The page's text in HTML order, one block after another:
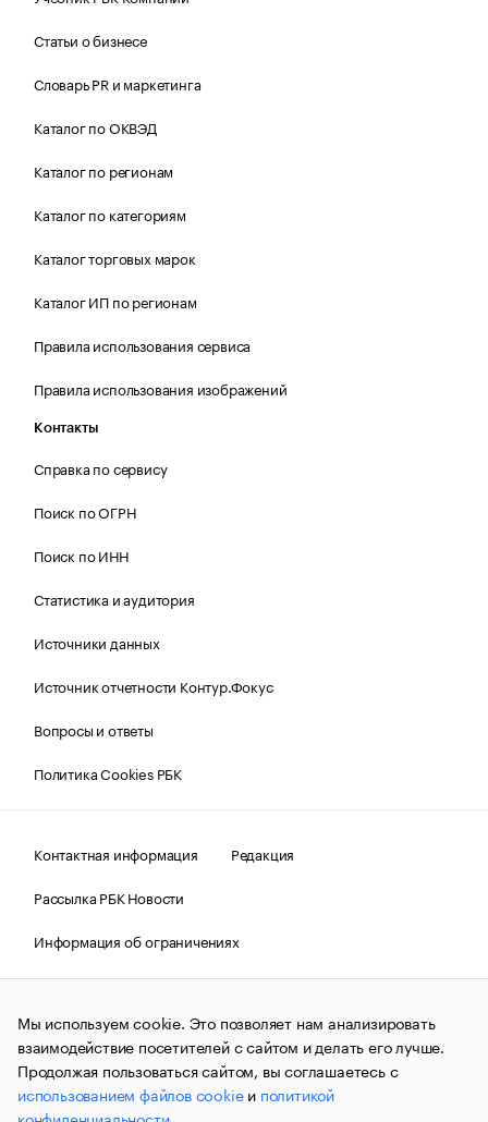
Статьи о бизнесе
Словарь PR и маркетинга
Каталог по ОКВЭД
Каталог по регионам
Каталог по категориям
Каталог торговых марок
Каталог ИП по регионам
Правила использования сервиса
Правила использования изображений
Контакты
Справка по сервису
Поиск по ОГРН
Поиск по ИНН
Статистика и аудитория
Источники данных
Источник отчетности Контур.Фокус
Вопросы и ответы
Политика Cookies РБК
Контактная информация
Редакция
Рассылка РБК Новости
Информация об ограничениях
Правовая информация
О соблюдении авторских прав
© АО «РОСБИЗНЕСКОНСАЛТИНГ»,1995–2026.Сообщения
и материалы информационного агентства «РБК»
(зарегистрировано Федеральной службой по надзору в сфере
связи, информационных технологий и массовых
коммуникаций (Роскомнадзор) 09.12.2015 за номером ИА
№ФС77-63848) сопровождаются пометкой «РБК». Отдельные
Мы используем cookie. Это позволяет нам анализировать
взаимодействие посетителей с сайтом и делать его лучше.
Продолжая пользоваться сайтом, вы соглашаетесь с
использованием файлов cookieи политикой